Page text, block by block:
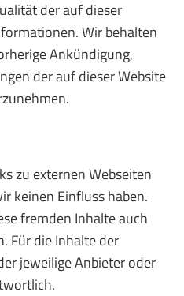
der auf dieser
Wir behalten
Ankündigung,
der auf dieser Website
zu externen Webseiten
keinen Einfluss haben.
fremden Inhalte auch
Für die Inhalte der
jeweilige Anbieter oder